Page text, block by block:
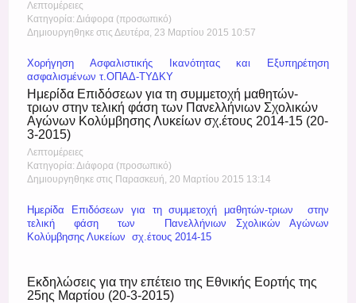
Λεπτομέρειες
Κατηγορία: Διάφορα (προσωπικό)
Δημιουργηθηκε στις Δευτέρα, 23 Μαρτίου 2015 10:57
Χορήγηση Ασφαλιστικής Ικανότητας και Εξυπηρέτηση
ασφαλισμένων τ.ΟΠΑΔ-ΤΥΔΚΥ
Ημερίδα Επιδόσεων για τη συμμετοχή μαθητών-
τριων στην τελική φάση των Πανελλήνιων Σχολικών
Αγώνων Κολύμβησης Λυκείων σχ.έτους 2014-15 (20-
3-2015)
Λεπτομέρειες
Κατηγορία: Διάφορα (προσωπικό)
Δημιουργηθηκε στις Παρασκευή, 20 Μαρτίου 2015 13:14
Ημερίδα Επιδόσεων για τη συμμετοχή μαθητών-τριων στην
τελική φάση των Πανελλήνιων Σχολικών Αγώνων
Κολύμβησης Λυκείων σχ.έτους 2014-15
Εκδηλώσεις για την επέτειο της Εθνικής Εορτής της
25ης Μαρτίου (20-3-2015)